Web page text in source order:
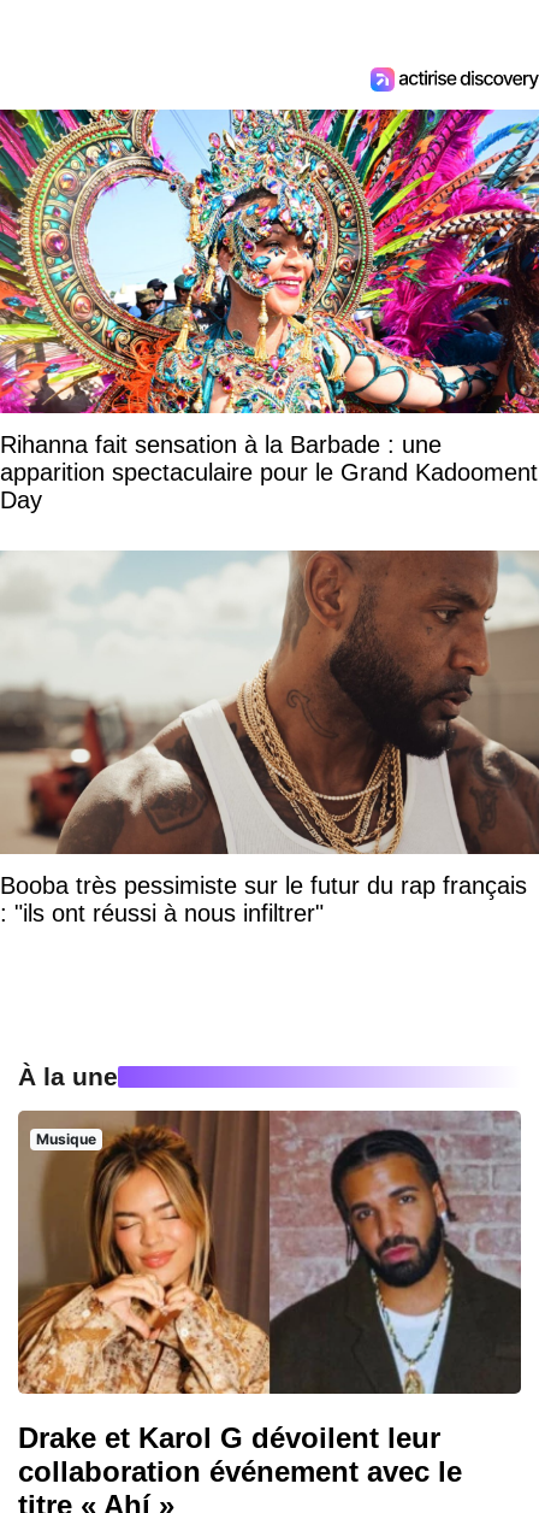
Rihanna fait sensation à la Barbade : une
apparition spectaculaire pour le Grand Kadooment
Day
Booba très pessimiste sur le futur du rap français
: "ils ont réussi à nous infiltrer"
À la une
Musique
Drake et Karol G dévoilent leur
collaboration événement avec le
titre « Ahí »